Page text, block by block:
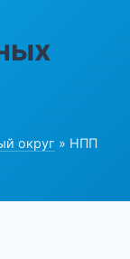
округ » НПП